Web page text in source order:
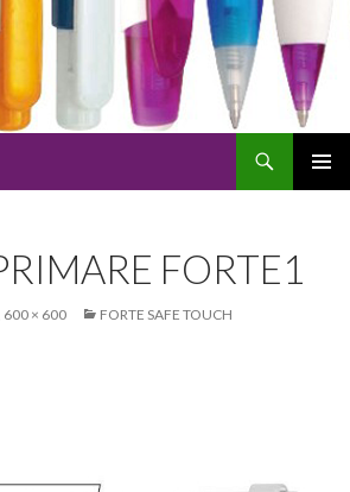
FORTE1
600 × 600 FORTE SAFE TOUCH